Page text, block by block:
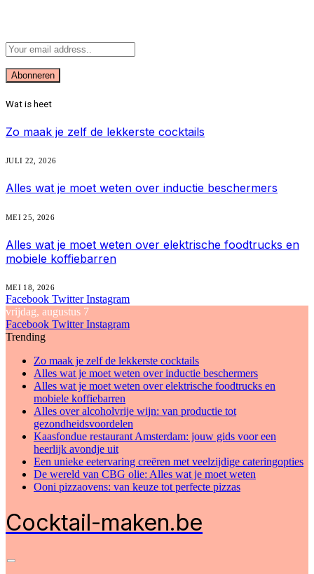
Wat is heet
Zo maak je zelf de lekkerste cocktails
JULI 22, 2026
Alles wat je moet weten over inductie beschermers
MEI 25, 2026
Alles wat je moet weten over elektrische foodtrucks en
mobiele koffiebarren
MEI 18, 2026
Facebook Twitter Instagram
vrijdag, augustus 7
Facebook Twitter Instagram
Trending
Zo maak je zelf de lekkerste cocktails
Alles wat je moet weten over inductie beschermers
Alles wat je moet weten over elektrische foodtrucks en
mobiele koffiebarren
Alles over alcoholvrije wijn: van productie tot
gezondheidsvoordelen
Kaasfondue restaurant Amsterdam: jouw gids voor een
heerlijk avondje uit
Een unieke eetervaring creëren met veelzijdige cateringopties
De wereld van CBG olie: Alles wat je moet weten
Ooni pizzaovens: van keuze tot perfecte pizzas
Cocktail-maken.be